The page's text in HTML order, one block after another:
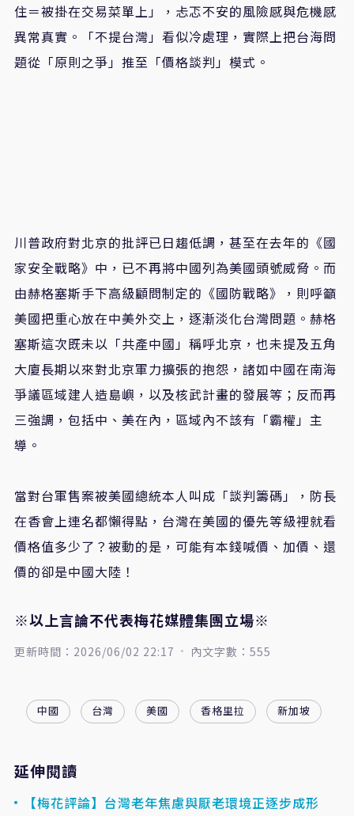
住＝被掛在交易菜單上」，忐忑不安的風險感與危機感
異常真實。「不提台灣」看似冷處理，實際上把台海問
題從「原則之爭」推至「價格談判」模式。
川普政府對北京的批評已日趨低調，甚至在去年的《國
家安全戰略》中，已不再將中國列為美國頭號威脅。而
由赫格塞斯手下高級顧問制定的《國防戰略》，則呼籲
美國把重心放在中美外交上，逐漸淡化台灣問題。赫格
塞斯這次既未以「共產中國」稱呼北京，也未提及五角
大廈長期以來對北京軍力擴張的抱怨，諸如中國在南海
爭議區域建人造島嶼，以及核武計畫的發展等；反而再
三強調，包括中、美在內，區域內不該有「霸權」主
導。
當對台軍售案被美國總統本人叫成「談判籌碼」，防長
在香會上連名都懶得點，台灣在美國的優先等級裡就看
價格值多少了？被動的是，可能有本錢喊價、加價、還
價的卻是中國大陸！
※以上言論不代表梅花媒體集團立場※
更新時間：2026/06/02 22:17 內文字數：555
中國 台灣 美國 香格里拉 新加坡
延伸閱讀
【梅花評論】台灣老年焦慮與厭老環境正逐步成形